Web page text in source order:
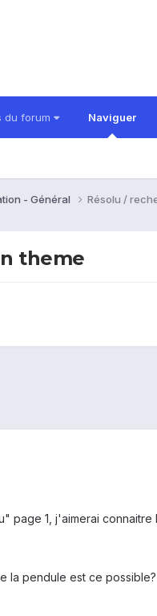
du forum Naviguer
- Général Résolu /
theme
page 1, j'aimerai connaitre
la pendule est ce